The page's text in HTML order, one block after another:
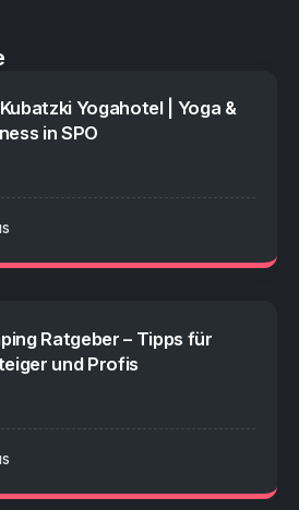
Yogahotel | Yoga &
in SPO
Ratgeber – Tipps für
und Profis